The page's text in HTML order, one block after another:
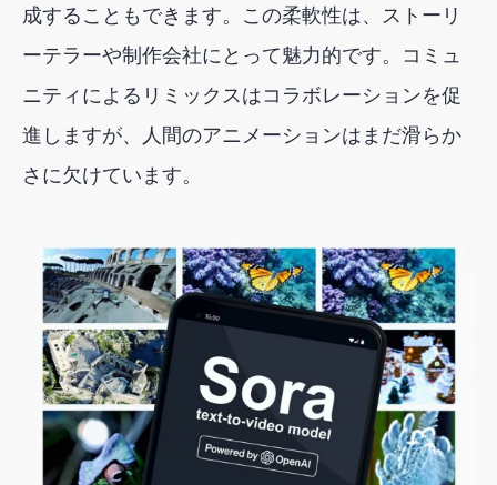
成すること もできます。この柔軟性は、ストーリ
ーテラーや制作会社にとって魅力的です。コミュ
ニティによるリミックスはコラボレーションを促
進しますが、人間のアニメーションはまだ滑らか
さに欠けています。